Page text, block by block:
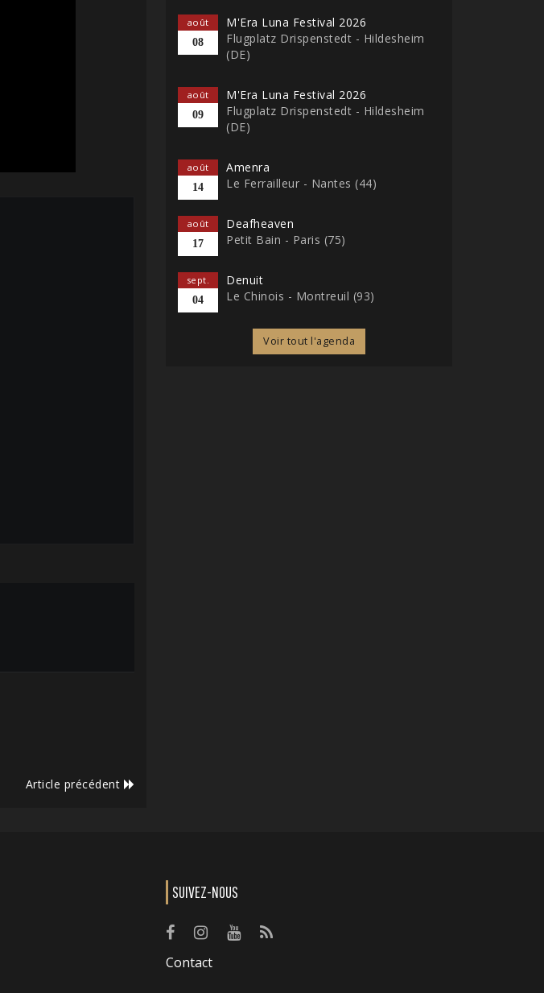
Article précédent
août
08
M'Era Luna Festival 2026
Flugplatz Drispenstedt - Hildesheim
(DE)
août
09
M'Era Luna Festival 2026
Flugplatz Drispenstedt - Hildesheim
(DE)
août
14
Amenra
Le Ferrailleur - Nantes (44)
août
17
Deafheaven
Petit Bain - Paris (75)
sept.
04
Denuit
Le Chinois - Montreuil (93)
Voir tout l'agenda
SUIVEZ-NOUS
Contact